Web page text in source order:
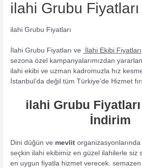
ilahi Grubu Fiyatları
ilahi Grubu Fiyatları
İlahi Grubu Fiyatları ve İlahi Ekibi Fiyatları
sezona özel kampanyalarımızdan
ilahi ekibi ve uzman kadromuzla hız
İstanbul’da değil tüm Türkiye’de Hizmet
ilahi Grubu
İndirim
Dini düğün ve mevlit organizasyonlarında
seçkin ilahi ekibimiz en güzel ilahilerle siz
en uygun fiyatla hizmet verecek.